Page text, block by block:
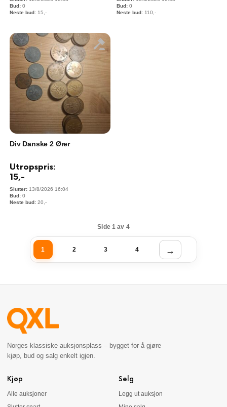
0
15 ,-
0
110 ,-
Div Danske 2 Ører
Utropspris:
15,-
13/8/2026 16:04
0
20 ,-
Side 1 av 4
1 2 3 4
Norges klassiske auksjonsplass – bygget for å gjøre
kjøp, bud og salg enkelt igjen.
Kjøp
Alle auksjoner
Selg
Legg ut auksjon